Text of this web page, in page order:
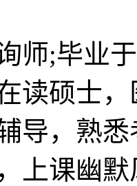
师;毕业
读硕士
导，熟
上课幽